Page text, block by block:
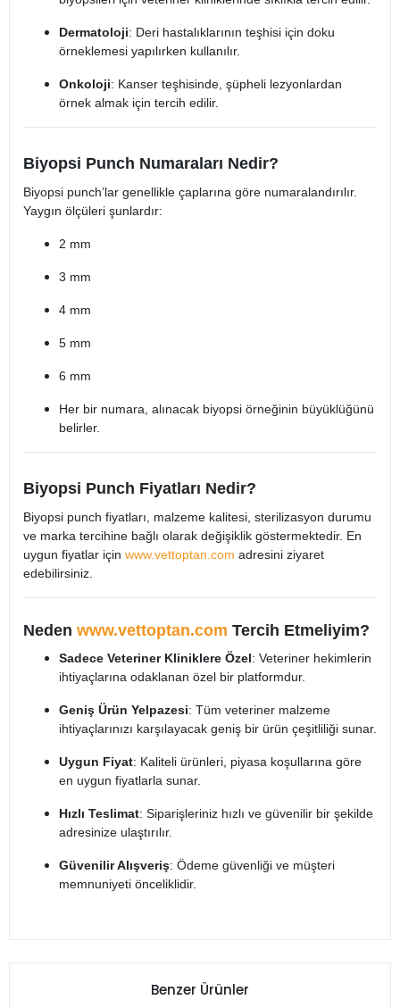
Dermatoloji: Deri hastalıklarının teşhisi için doku
örneklemesi yapılırken kullanılır.
Onkoloji: Kanser teşhisinde, şüpheli lezyonlardan
örnek almak için tercih edilir.
Biyopsi Punch Numaraları Nedir?
Biyopsi punch’lar genellikle çaplarına göre numaralandırılır.
Yaygın ölçüleri şunlardır:
2 mm
3 mm
4 mm
5 mm
6 mm
Her bir numara, alınacak biyopsi örneğinin büyüklüğünü
belirler.
Biyopsi Punch Fiyatları Nedir?
Biyopsi punch fiyatları, malzeme kalitesi, sterilizasyon durumu
ve marka tercihine bağlı olarak değişiklik göstermektedir. En
uygun fiyatlar için www.vettoptan.com adresini ziyaret
edebilirsiniz.
Neden www.vettoptan.com Tercih Etmeliyim?
Sadece Veteriner Kliniklere Özel: Veteriner hekimlerin
ihtiyaçlarına odaklanan özel bir platformdur.
Geniş Ürün Yelpazesi: Tüm veteriner malzeme
ihtiyaçlarınızı karşılayacak geniş bir ürün çeşitliliği sunar.
Uygun Fiyat: Kaliteli ürünleri, piyasa koşullarına göre
en uygun fiyatlarla sunar.
Hızlı Teslimat: Siparişleriniz hızlı ve güvenilir bir şekilde
adresinize ulaştırılır.
Güvenilir Alışveriş: Ödeme güvenliği ve müşteri
memnuniyeti önceliklidir.
Benzer Ürünler